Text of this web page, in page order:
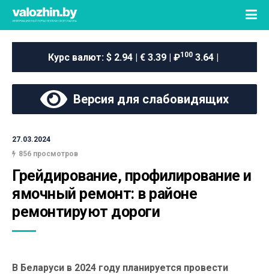
Курс валют: $ 2.94 | € 3.39 | ₽100 3.64 |
Версия для слабовидящих
27.03.2024
856 просмотров
Грейдирование, профилирование и
ямочный ремонт: в районе
ремонтируют дороги
В Беларуси в 2024 году планируется провести